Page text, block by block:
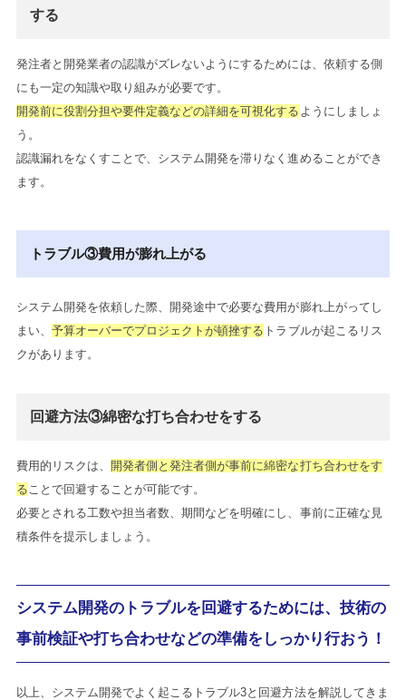
する
発注者と開発業者の認識がズレないようにするためには、依頼する側
にも一定の知識や取り組みが必要です。
開発前に役割分担や要件定義などの詳細を可視化する ようにしましょ
う。
認識漏れをなくすことで、システム開発を滞りなく進めることができ
ます。
トラブル③費用が膨れ上がる
システム開発を依頼した際、開発途中で必要な費用が膨れ上がってし
まい、 予算オーバーでプロジェクトが頓挫する トラブルが起こるリス
クがあります。
回避方法③綿密な打ち合わせをする
費用的リスクは、 開発者側と発注者側が事前に綿密な打ち合わせをす
る ことで回避することが可能です。
必要とされる工数や担当者数、期間などを明確にし、事前に正確な見
積条件を提示しましょう。
システム開発のトラブルを回避するためには、技術の
事前検証や打ち合わせなどの準備をしっかり行おう！
以上、システム開発でよく起こるトラブル3と回避方法を解説してきま